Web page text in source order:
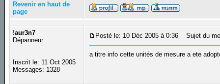
Revenir en haut de
page
!aur3n7
Dépanneur
Inscrit le: 11 Oct 2005
Messages: 1328
Posté le: 10 Déc 2005 à 0:36 Sujet du
a titre info cette unités de mesure a ete